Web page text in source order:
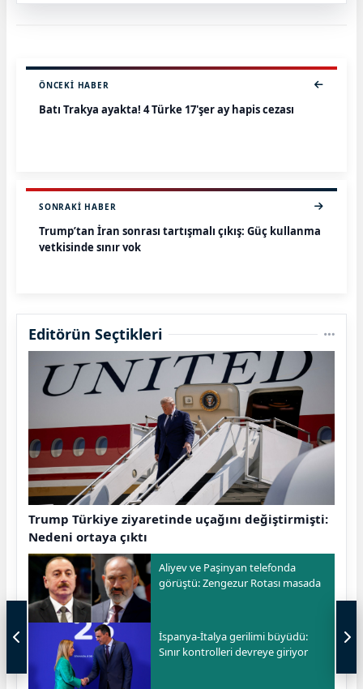
ÖNCEKI HABER
Batı Trakya ayakta! 4 Türke 17'şer ay hapis cezası
SONRAKI HABER
Trump’tan İran sonrası tartışmalı çıkış: Güç kullanma
yetkisinde sınır yok
Editörün Seçtikleri
Trump Türkiye ziyaretinde uçağını değiştirmişti:
Nedeni ortaya çıktı
Aliyev ve Paşinyan telefonda
görüştü: Zengezur Rotası masada
İspanya-İtalya gerilimi büyüdü:
Sınır kontrolleri devreye giriyor